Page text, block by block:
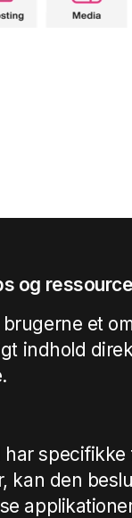
og
et
indhold
kan den